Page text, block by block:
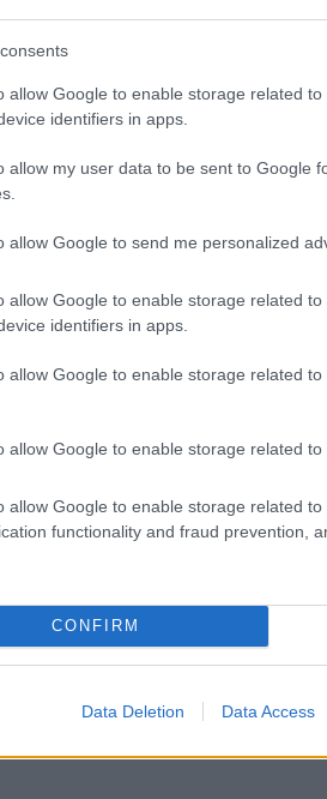
allow Google to enable storage related
identifiers in apps.
allow my user data to be sent to Google
allow Google to send me personalized
allow Google to enable storage related
identifiers in apps.
allow Google to enable storage related
allow Google to enable storage related to
allow Google to enable storage related to
functionality and fraud prevention,
CONFIRM
Data Deletion Data Access
il quartiere di Shinjuku, con
qualche piatto tipico, magari
polmone verde che ospita
zoo. In primavera, la
per un picnic sotto i
cuore della tradizione
questa città è un Patrimonio
Taisha, famoso per i suoi
La vista è semplicemente